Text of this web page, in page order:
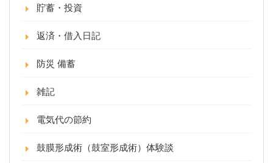
貯蓄・投資
返済・借入日記
防災 備蓄
雑記
電気代の節約
鼓膜形成術（鼓室形成術）体験談